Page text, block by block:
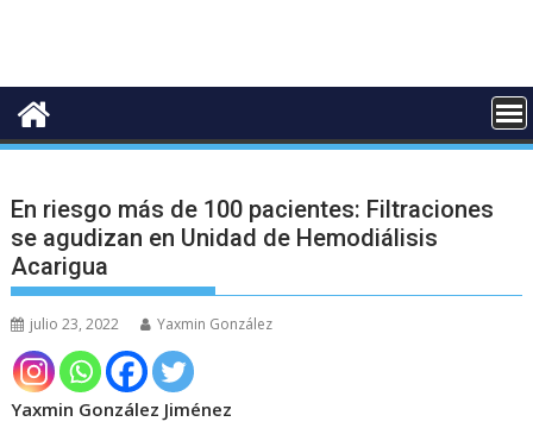
En riesgo más de 100 pacientes: Filtraciones
se agudizan en Unidad de Hemodiálisis
Acarigua
julio 23, 2022 Yaxmin González
Yaxmin González Jiménez